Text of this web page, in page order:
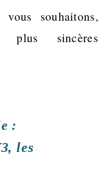
souhaitons,
plus sincères
:
les